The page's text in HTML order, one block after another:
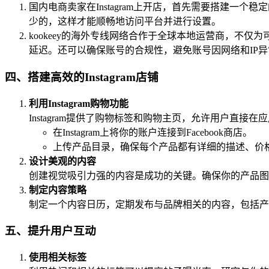
国内电商卖家在Instagram上开店，首先需要搭建一个稳
少的，这样才能顺畅地访问平台并进行设置。
kookeey的海外专线网络合作于全球本地运营商，不仅
延迟。还可以确保账号的合规性，避免账号因网络和IP
四、搭建高效的Instagram店铺
利用Instagram购物功能
Instagram提供了购物标签和购物主页，允许用户直接在
在Instagram上将你的账户连接到Facebook商店。
上传产品目录，确保每个产品都有详细的描述、
设计美观的内容
创建视觉吸引力强的内容是成功的关键。确保你的产品
制定内容策略
制定一个内容日历，定期发布与品牌相关的内容，包括
五、提升用户互动
使用相关标签